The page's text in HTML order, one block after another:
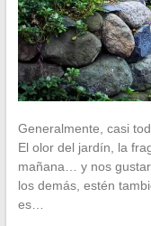
Generalmente, casi
El olor del jardín, la
mañana… y nos
los demás, estén
es…